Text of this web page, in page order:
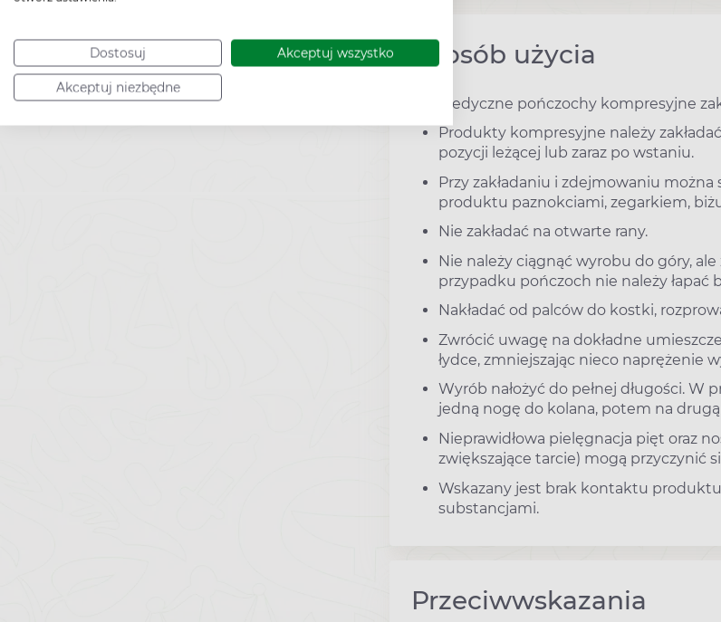
Dostosuj Akceptuj wszystko
Akceptuj niezbędne
Sposób użycia
Medyczne pończochy kompresyjne
Produkty kompresyjne należy
pozycji leżącej lub zaraz po wstaniu.
Przy zakładaniu i zdejmowaniu
produktu paznokciami, zegarkiem,
Nie zakładać na otwarte rany.
Nie należy ciągnąć wyrobu do góry, ale
przypadku pończoch nie należy łapać
Nakładać od palców do kostki,
Zwrócić uwagę na dokładne
łydce, zmniejszając nieco naprężenie
Wyrób nałożyć do pełnej długości. W
jedną nogę do kolana, potem na
Nieprawidłowa pielęgnacja pięt oraz
zwiększające tarcie) mogą przyczynić
Wskazany jest brak kontaktu
substancjami.
Przeciwwskazania